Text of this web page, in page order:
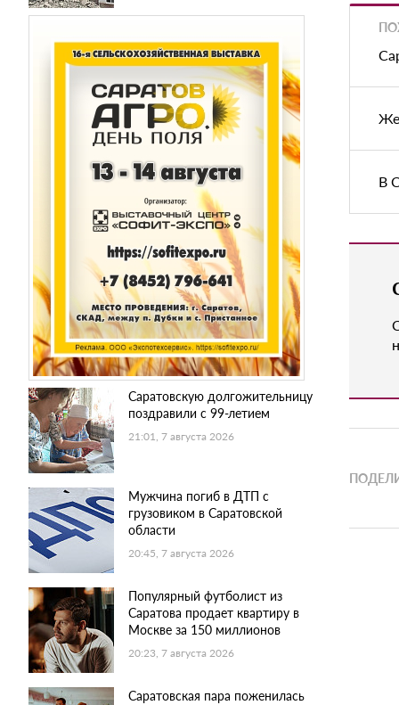
Саратовскую долгожительницу
поздравили с 99-летием
21:01, 7 августа 2026
Мужчина погиб в ДТП с
грузовиком в Саратовской
области
20:45, 7 августа 2026
Популярный футболист из
Саратова продает квартиру в
Москве за 150 миллионов
20:23, 7 августа 2026
Саратовская пара поженилась
В